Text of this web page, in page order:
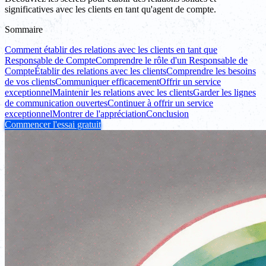
significatives avec les clients en tant qu'agent de compte.
Sommaire
Comment établir des relations avec les clients en tant que
Responsable de CompteComprendre le rôle d'un Responsable de
CompteÉtablir des relations avec les clientsComprendre les besoins
de vos clientsCommuniquer efficacementOffrir un service
exceptionnelMaintenir les relations avec les clientsGarder les lignes
de communication ouvertesContinuer à offrir un service
exceptionnelMontrer de l'appréciationConclusion
Commencer l'essai gratuit